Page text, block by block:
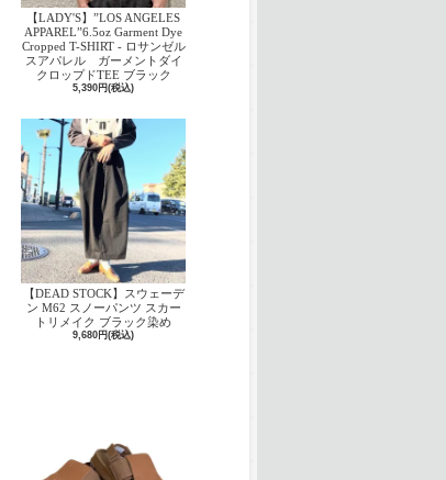
【LADY'S】”LOS ANGELES
APPAREL”6.5oz Garment Dye
Cropped T-SHIRT - ロサンゼル
スアパレル ガーメントダイ
クロップドTEE ブラック
5,390円(税込)
【DEAD STOCK】スウェーデ
ン M62 スノーパンツ スカー
トリメイク ブラック染め
9,680円(税込)